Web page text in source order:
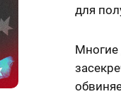
для
Многие